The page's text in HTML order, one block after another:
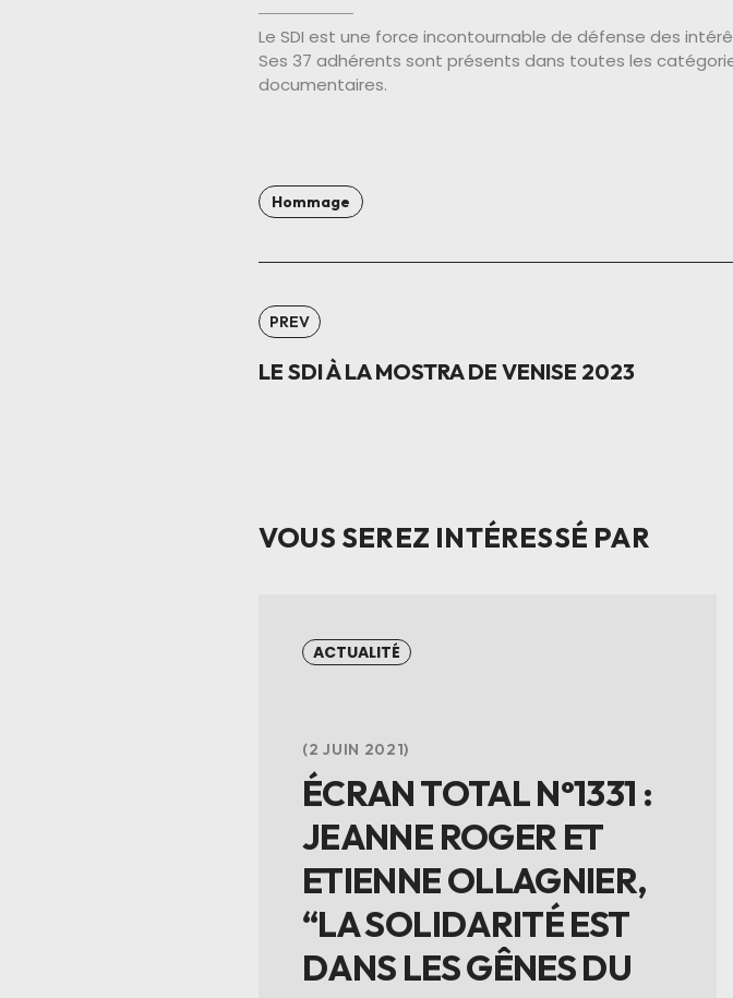
Le SDI est une force incontournable de défense des
Ses 37 adhérents sont présents dans toutes les
documentaires.
Hommage
PREV
LE SDI À LA MOSTRA DE VENISE 2023
VOUS SEREZ INTÉRESSÉ PAR
ACTUALITÉ
2 JUIN 2021
ÉCRAN TOTAL N°1331 :
JEANNE ROGER ET
ETIENNE OLLAGNIER,
“LA SOLIDARITÉ EST
DANS LES GÊNES DU